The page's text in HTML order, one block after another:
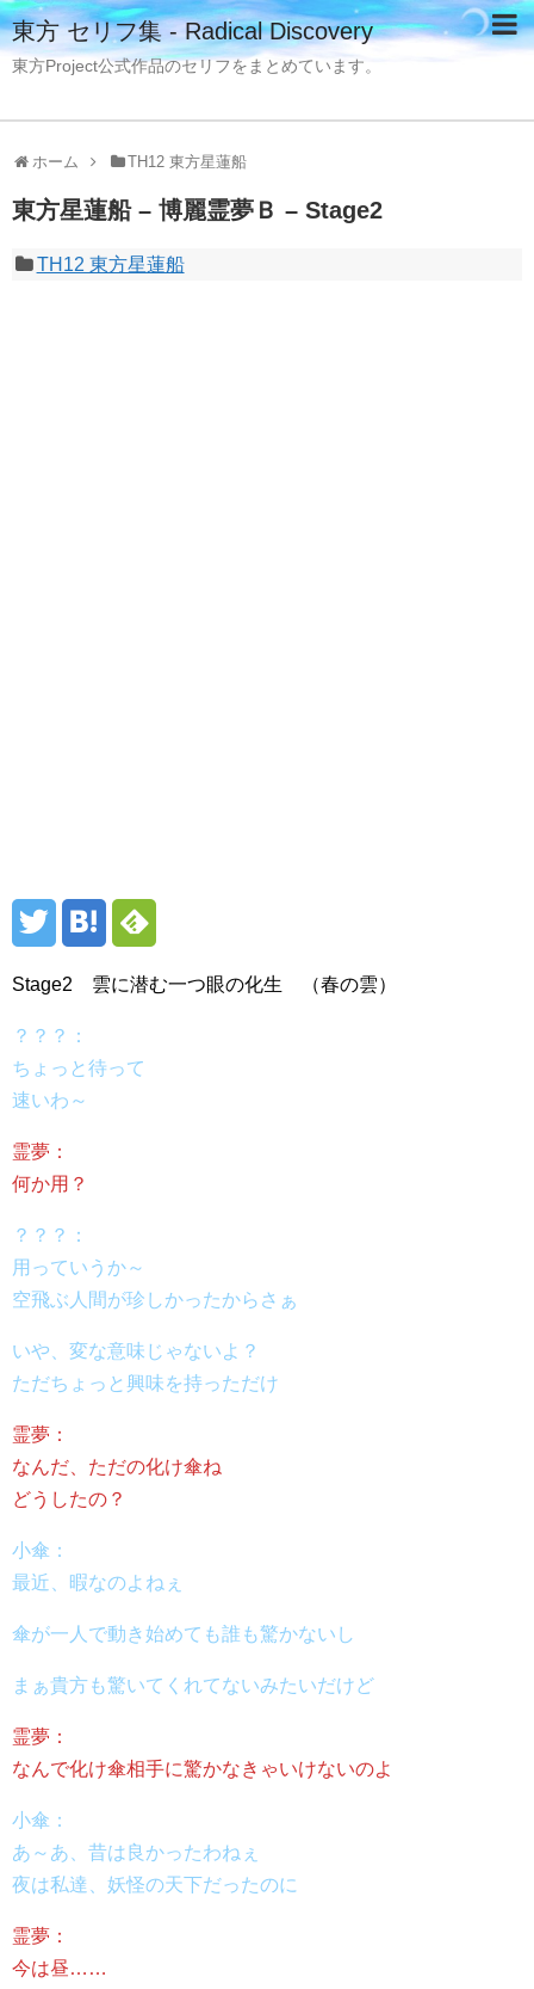
東方 セリフ集 - Radical Discovery
東方Project公式作品のセリフをまとめています。
ホーム TH12 東方星蓮船
東方星蓮船 – 博麗霊夢Ｂ – Stage2
TH12 東方星蓮船
Stage2 雲に潜む一つ眼の化生 （春の雲）
？？？：
ちょっと待って
速いわ～
霊夢：
何か用？
？？？：
用っていうか～
空飛ぶ人間が珍しかったからさぁ
いや、変な意味じゃないよ？
ただちょっと興味を持っただけ
霊夢：
なんだ、ただの化け傘ね
どうしたの？
小傘：
最近、暇なのよねぇ
傘が一人で動き始めても誰も驚かないし
まぁ貴方も驚いてくれてないみたいだけど
霊夢：
なんで化け傘相手に驚かなきゃいけないのよ
小傘：
あ～あ、昔は良かったわねぇ
夜は私達、妖怪の天下だったのに
霊夢：
今は昼……